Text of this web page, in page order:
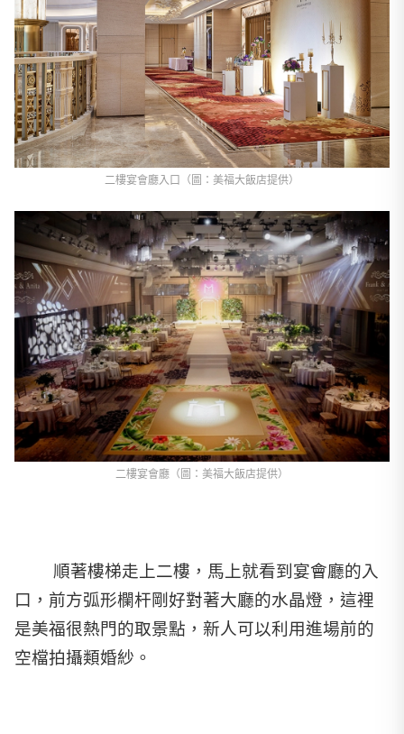
二樓宴會廳入口（圖：美福大飯店提供）
二樓宴會廳（圖：美福大飯店提供）
順著樓梯走上二樓，馬上就看到宴會廳的入
口，前方弧形欄杆剛好對著大廳的水晶燈，這裡
是美福很熱門的取景點，新人可以利用進場前的
空檔拍攝類婚紗。